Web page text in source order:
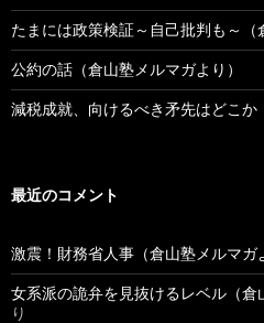
たまには政策検証～自己批判も～（
公約の話（倉山塾メルマガより）
減税成就、向けるべき矛先はどこか
最近のコメント
激震！財務省人事（倉山塾メルマガ
女系派の詭弁を見抜けるレベル（倉
り